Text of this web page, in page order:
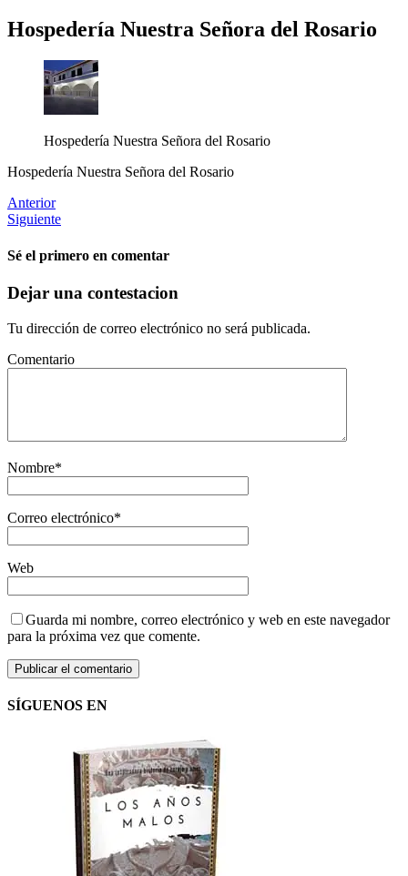
Hospedería Nuestra Señora del Rosario
Hospedería Nuestra Señora del Rosario
Hospedería Nuestra Señora del Rosario
Anterior
Siguiente
Sé el primero en comentar
Dejar una contestacion
Tu dirección de correo electrónico no será publicada.
Comentario
Nombre*
Correo electrónico*
Web
Guarda mi nombre, correo electrónico y web en este navegador
para la próxima vez que comente.
SÍGUENOS EN